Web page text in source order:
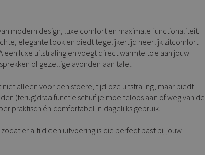
modern design, luxe comfort en maximale functionaliteit.
elegante look en biedt tegelijkertijd heerlijk zitcomfort.
een luxe uitstraling en voegt direct warmte toe aan jouw
of gezellige avonden aan tafel.
alleen voor een stoere, tijdloze uitstraling, maar biedt
(terug)draaifunctie schuif je moeiteloos aan of weg van de
praktisch én comfortabel in dagelijks gebruik.
er altijd een uitvoering is die perfect past bij jouw